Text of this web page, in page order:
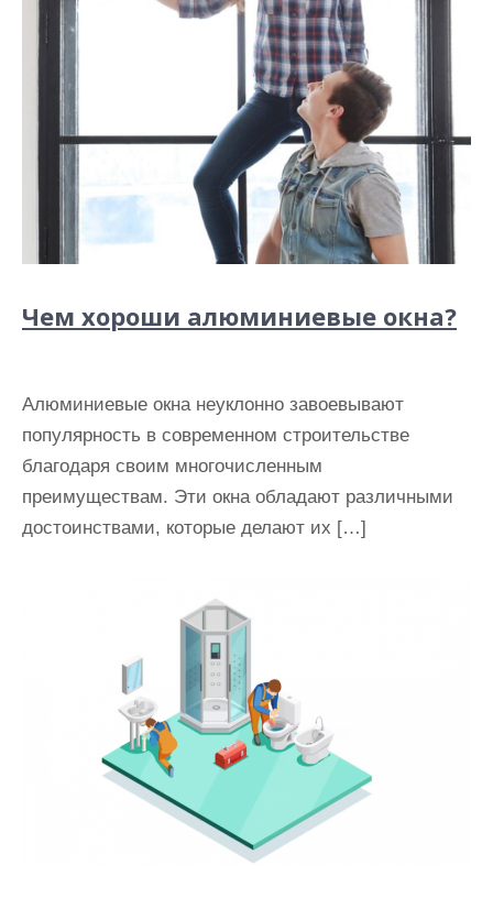
Чем хороши алюминиевые окна?
Алюминиевые окна неуклонно завоевывают
популярность в современном строительстве
благодаря своим многочисленным
преимуществам. Эти окна обладают различными
достоинствами, которые делают их […]